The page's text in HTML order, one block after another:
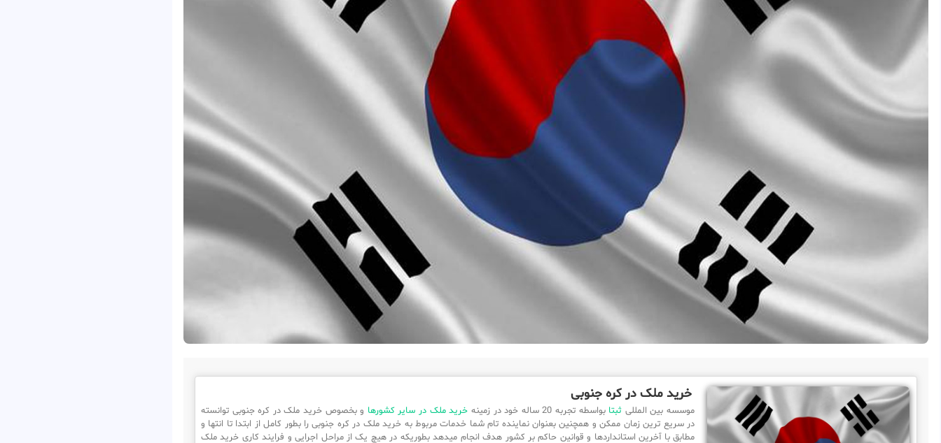
خرید ملک در کره جنوبی
موسسه بین المللی ثبتابواسطه تجربه 20 ساله خود در زمینه خرید ملک در سایر کشورها و بخصوص خرید ملک در کره جنوبی توانسته
در سریع ترین زمان ممکن و همچنین بعنوان نماینده تام شما خدمات مربوط به خرید ملک در کره جنوبی را بطور کامل از ابتدا تا انتها و
مطابق با آخرین استانداردها و قوانین حاکم بر کشور هدف انجام میدهد بطوریکه در هیچ یک از مراحل اجرایی و فرایند کاری خرید ملک